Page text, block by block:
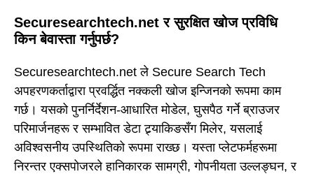
Securesearchtech.net र सुरक्षित खोज प्रविधि
किन बेवास्ता गर्नुपर्छ?
Securesearchtech.net ले Secure Search Tech
अपहरणकर्ताद्वारा प्रवर्द्धित नक्कली खोज इन्जिनको रूपमा काम
गर्छ। यसको पुनर्निर्देशन-आधारित मोडेल, घुसपैठ गर्ने ब्राउजर
परिमार्जनहरू र सम्भावित डेटा ट्र्याकिङसँग मिलेर, यसलाई
अविश्वसनीय उपस्थितिको रूपमा राख्छ। यस्ता प्लेटफर्महरूमा
निरन्तर एक्सपोजरले हानिकारक सामग्री, गोपनीयता उल्लङ्घन, र